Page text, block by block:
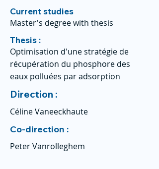
Current studies
Master's degree with thesis
Thesis :
Optimisation d'une stratégie de
récupération du phosphore des
eaux polluées par adsorption
Direction :
Céline Vaneeckhaute
Co-direction :
Peter Vanrolleghem